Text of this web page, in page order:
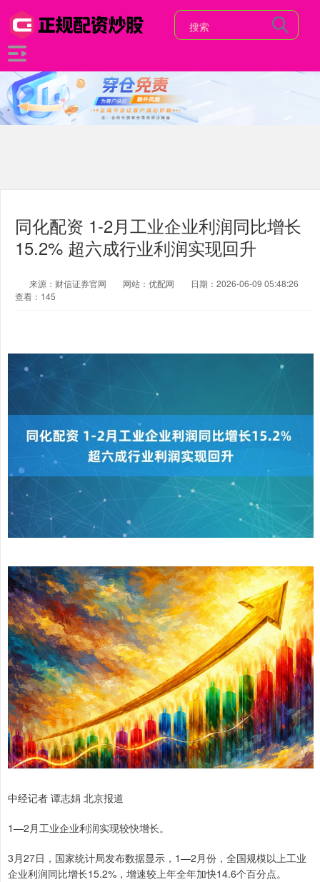
同化配资 1-2月工业企业利润同比增长
15.2% 超六成行业利润实现回升
来源：财信证券官网 网站：优配网
日期：2026-06-09 05:48:26
查看：145
中经记者 谭志娟 北京报道
1—2月工业企业利润实现较快增长。
3月27日，国家统计局发布数据显示，1—2月份，全国规模以上工业
企业利润同比增长15.2%，增速较上年全年加快14.6个百分点。